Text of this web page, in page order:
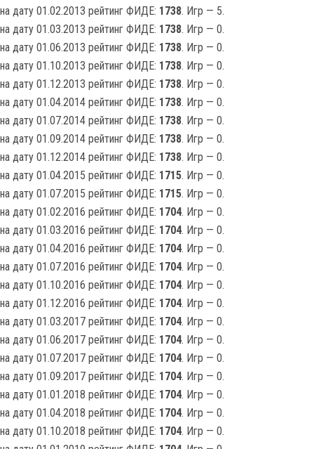
на дату 01.02.2013 рейтинг ФИДЕ: 1738. Игр — 5.
на дату 01.03.2013 рейтинг ФИДЕ: 1738. Игр — 0.
на дату 01.06.2013 рейтинг ФИДЕ: 1738. Игр — 0.
на дату 01.10.2013 рейтинг ФИДЕ: 1738. Игр — 0.
на дату 01.12.2013 рейтинг ФИДЕ: 1738. Игр — 0.
на дату 01.04.2014 рейтинг ФИДЕ: 1738. Игр — 0.
на дату 01.07.2014 рейтинг ФИДЕ: 1738. Игр — 0.
на дату 01.09.2014 рейтинг ФИДЕ: 1738. Игр — 0.
на дату 01.12.2014 рейтинг ФИДЕ: 1738. Игр — 0.
на дату 01.04.2015 рейтинг ФИДЕ: 1715. Игр — 0.
на дату 01.07.2015 рейтинг ФИДЕ: 1715. Игр — 0.
на дату 01.02.2016 рейтинг ФИДЕ: 1704. Игр — 0.
на дату 01.03.2016 рейтинг ФИДЕ: 1704. Игр — 0.
на дату 01.04.2016 рейтинг ФИДЕ: 1704. Игр — 0.
на дату 01.07.2016 рейтинг ФИДЕ: 1704. Игр — 0.
на дату 01.10.2016 рейтинг ФИДЕ: 1704. Игр — 0.
на дату 01.12.2016 рейтинг ФИДЕ: 1704. Игр — 0.
на дату 01.03.2017 рейтинг ФИДЕ: 1704. Игр — 0.
на дату 01.06.2017 рейтинг ФИДЕ: 1704. Игр — 0.
на дату 01.07.2017 рейтинг ФИДЕ: 1704. Игр — 0.
на дату 01.09.2017 рейтинг ФИДЕ: 1704. Игр — 0.
на дату 01.01.2018 рейтинг ФИДЕ: 1704. Игр — 0.
на дату 01.04.2018 рейтинг ФИДЕ: 1704. Игр — 0.
на дату 01.10.2018 рейтинг ФИДЕ: 1704. Игр — 0.